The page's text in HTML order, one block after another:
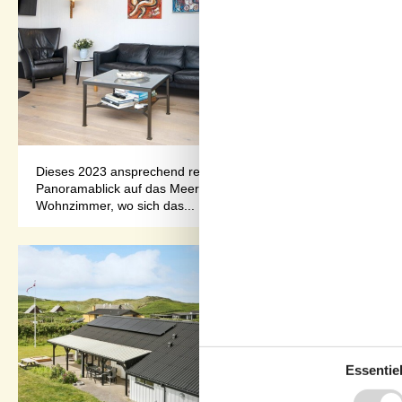
Dieses 2023 ansprechend renovierte Ferienhaus steht nur ca.
Panoramablick auf das Meer machen es zum perfekten
Wohnzimmer, wo sich das...